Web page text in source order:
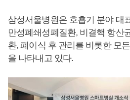
삼성서울병원은 호흡기 분야 대
만성폐쇄성폐질환, 비결핵 항산
환, 폐이식 후 관리를 비롯한 모
을 나타내고 있다.